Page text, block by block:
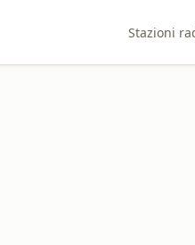
Stazioni